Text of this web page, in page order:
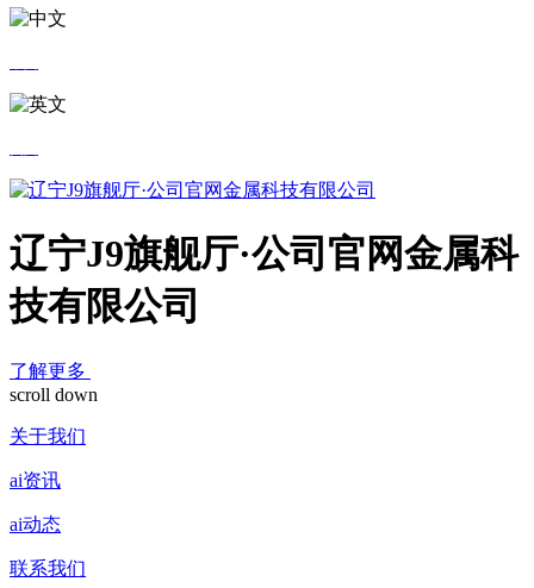
辽宁J9旗舰厅·公司官网金属科
技有限公司
了解更多
scroll down
关于我们
ai资讯
ai动态
联系我们